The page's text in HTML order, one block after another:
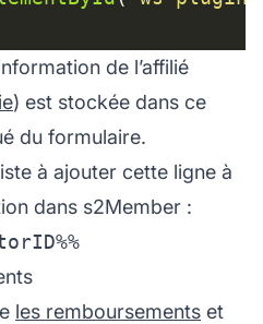
de l’affilié
) est stockée dans ce
du formulaire.
à ajouter cette ligne à
dans s2Member :
les remboursements et